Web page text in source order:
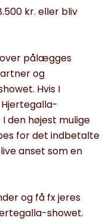
kr. eller bliv
pålægges
og
Hvis I
den højest mulige
for det indbetalte
anset som en
og få fx jeres
showet.